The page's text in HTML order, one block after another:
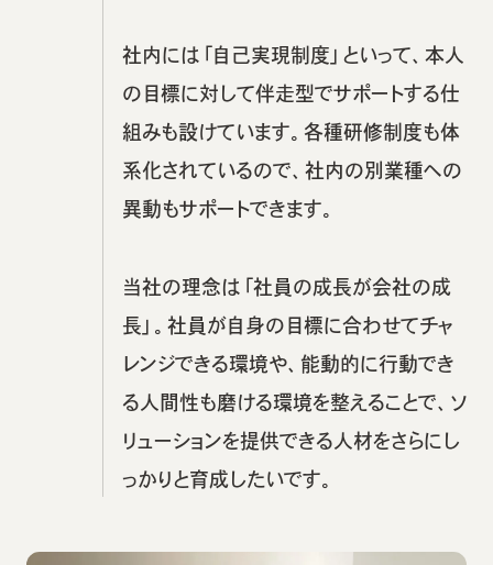
社内には「自己実現制度」といって、本人
の目標に対して伴走型でサポートする仕
組みも設けています。各種研修制度も体
系化されているので、社内の別業種への
異動もサポートできます。
当社の理念は「社員の成長が会社の成
長」。社員が自身の目標に合わせてチャ
レンジできる環境や、能動的に行動でき
る人間性も磨ける環境を整えることで、ソ
リューションを提供できる人材をさらにし
っかりと育成したいです。